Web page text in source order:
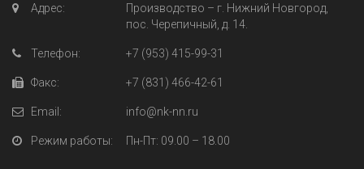
Адрес: Производство – г. Нижний Новгород,
пос. Черепичный, д. 14.
Телефон: +7 (953) 415-99-31
Факс: +7 (831) 466-42-61
Email: info@nk-nn.ru
Режим работы: Пн-Пт: 09.00 – 18.00